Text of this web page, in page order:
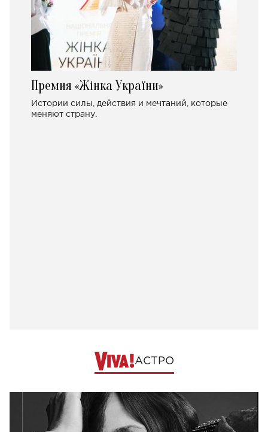
Премия «Жінка України»
Истории силы, действия и мечтаний, которые
меняют страну.
АСТРО